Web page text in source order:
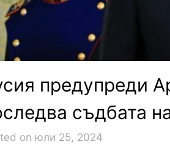
предупреди
съдбата
on юли 25, 2024